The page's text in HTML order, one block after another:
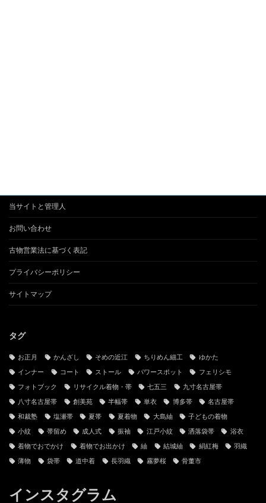
お問い合わせ
古物営業法に基づく表記
プライバシーポリシー
サイトマップ
お正月 かんざし そめの近江